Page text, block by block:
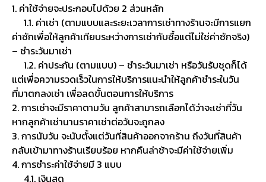
1. ค่าใช้จ่ายจะประกอบไปด้วย 2 ส่วนหลัก
1.1. ค่าเช่า (ตามแบบและระยะเวลาการเช่าทางร้านจะมีการแยก
ค่าซักเพื่อให้ลูกค้าเทียบระหว่างการเช่ากับซื้อแต่ไม่ใช่ค่าซักจริง)
– ชำระวันมาเช่า
1.2. ค่าประกัน (ตามแบบ) – ชำระวันมาเช่า หรือวันรับชุดก็ได้
แต่เพื่อความรวดเร็วในการให้บริการแนะนำให้ลูกค้าชำระในวัน
ที่มาตกลงเช่า เพื่อลดขั้นตอนการให้บริการ
2. การเช่าจะมีราคาตามวัน ลูกค้าสามารถเลือกได้ว่าจะเช่ากี่วัน
หากลูกค้าเช่านานราคาเช่าต่อวันจะถูกลง
3. การนับวัน จะนับตั้งแต่วันที่สินค้าออกจากร้าน ถึงวันที่สินค้า
กลับเข้ามาทางร้านเรียบร้อย หากคืนล่าช้าจะมีค่าใช้จ่ายเพิ่ม
4. การชำระค่าใช้จ่ายมี 3 แบบ
4.1. เงินสด